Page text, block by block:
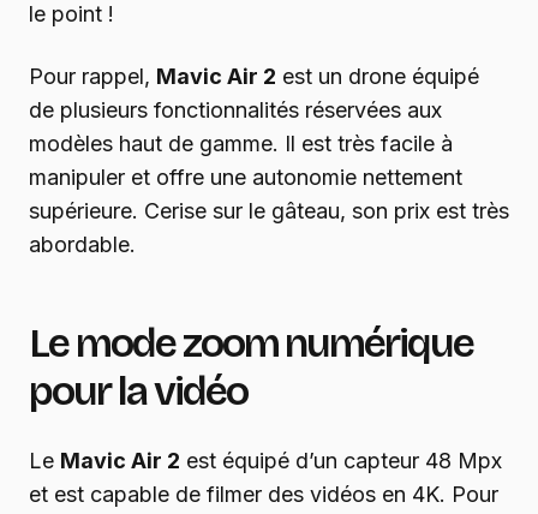
le point !
Pour rappel, Mavic Air 2 est un drone équipé
de plusieurs fonctionnalités réservées aux
modèles haut de gamme. Il est très facile à
manipuler et offre une autonomie nettement
supérieure. Cerise sur le gâteau, son prix est très
abordable.
Le mode zoom numérique
pour la vidéo
Le Mavic Air 2 est équipé d’un capteur 48 Mpx
et est capable de filmer des vidéos en 4K. Pour